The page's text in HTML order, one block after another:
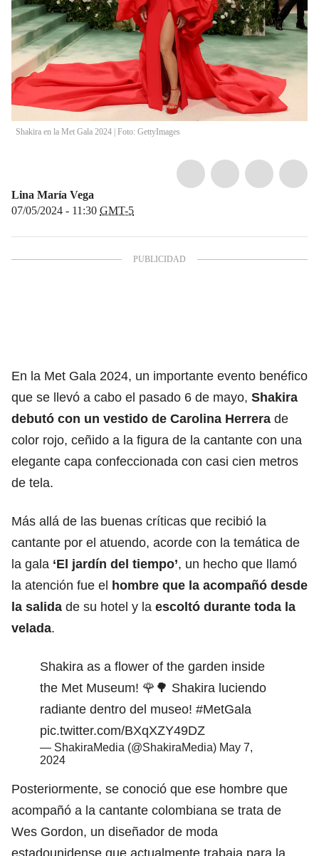
Shakira en la Met Gala 2024 | Foto: GettyImages
Lina María Vega
07/05/2024 - 11:30 GMT-5
En la Met Gala 2024, un importante evento benéfico
que se llevó a cabo el pasado 6 de mayo, Shakira
debutó con un vestido de Carolina Herrera de
color rojo, ceñido a la figura de la cantante con una
elegante capa confeccionada con casi cien metros
de tela.
Más allá de las buenas críticas que recibió la
cantante por el atuendo, acorde con la temática de
la gala ‘El jardín del tiempo’, un hecho que llamó
la atención fue el hombre que la acompañó desde
la salida de su hotel y la escoltó durante toda la
velada.
Shakira as a flower of the garden inside
the Met Museum! 🌹🌳 Shakira luciendo
radiante dentro del museo! #MetGala
pic.twitter.com/BXqXZY49DZ
— ShakiraMedia (@ShakiraMedia) May 7,
2024
Posteriormente, se conoció que ese hombre que
acompañó a la cantante colombiana se trata de
Wes Gordon, un diseñador de moda
estadounidense que actualmente trabaja para la